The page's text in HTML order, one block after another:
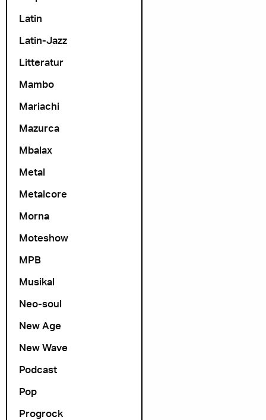
Latin
Latin-Jazz
Litteratur
Mambo
Mariachi
Mazurca
Mbalax
Metal
Metalcore
Morna
Moteshow
MPB
Musikal
Neo-soul
New Age
New Wave
Podcast
Pop
Progrock